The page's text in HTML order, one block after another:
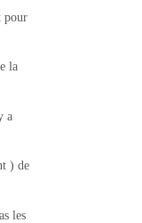
pour
la
a
) de
les